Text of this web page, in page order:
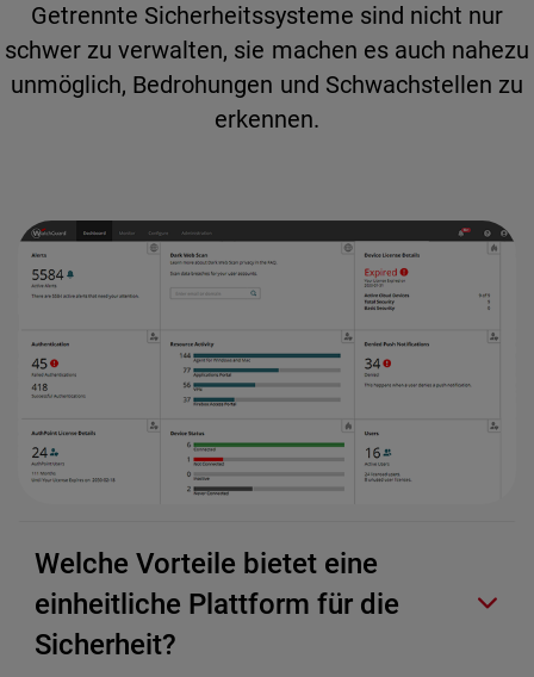
Getrennte Sicherheitssysteme sind nicht nur
schwer zu verwalten, sie machen es auch nahezu
unmöglich, Bedrohungen und Schwachstellen zu
erkennen.
Welche Vorteile bietet eine
einheitliche Plattform für die
Sicherheit?